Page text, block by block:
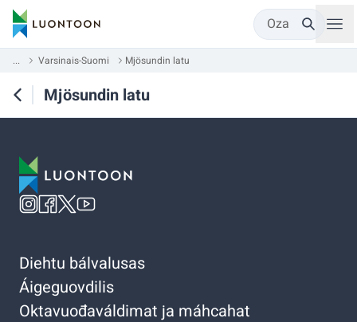
Oza
... Varsinais-Suomi Mjösundin latu
Mjösundin latu
Diehtu bálvalusas
Áigeguovdilis
Oktavuođaváldimat ja máhcahat